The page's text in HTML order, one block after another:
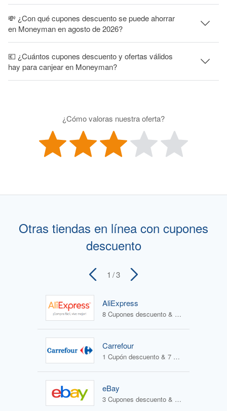
💸 ¿Con qué cupones descuento se puede ahorrar
en Moneyman en agosto de 2026?
💶 ¿Cuántos cupones descuento y ofertas válidos
hay para canjear en Moneyman?
¿Cómo valoras nuestra oferta?
Otras tiendas en línea con cupones
descuento
1 / 3
AliExpress
8 Cupones descuento & 0 Ofertas
Carrefour
1 Cupón descuento & 7 Ofertas
eBay
3 Cupones descuento & 0 Ofertas